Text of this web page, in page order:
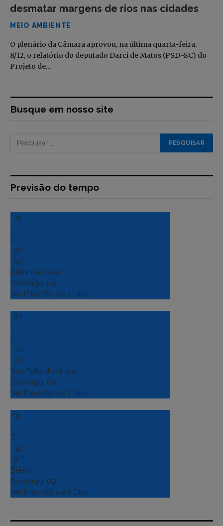
desmatar margens de rios nas cidades
MEIO AMBIENTE
O plenário da Câmara aprovou, na última quarta-feira,
8/12, o relatório do deputado Darci de Matos (PSD-SC) do
Projeto de…
Busque em nosso site
Previsão do tempo
+31
°
C
+37°
+22°
Altamira (Para)
Domingo, 09
Ver Previsão de 7 Dias
+34
°
C
+40°
+23°
Sao Felix do Xingu
Domingo, 09
Ver Previsão de 7 Dias
+31
°
C
+32°
+24°
Belém
Domingo, 09
Ver Previsão de 7 Dias